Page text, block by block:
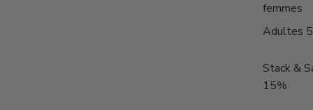
femmes
Adultes
Stack &
15%